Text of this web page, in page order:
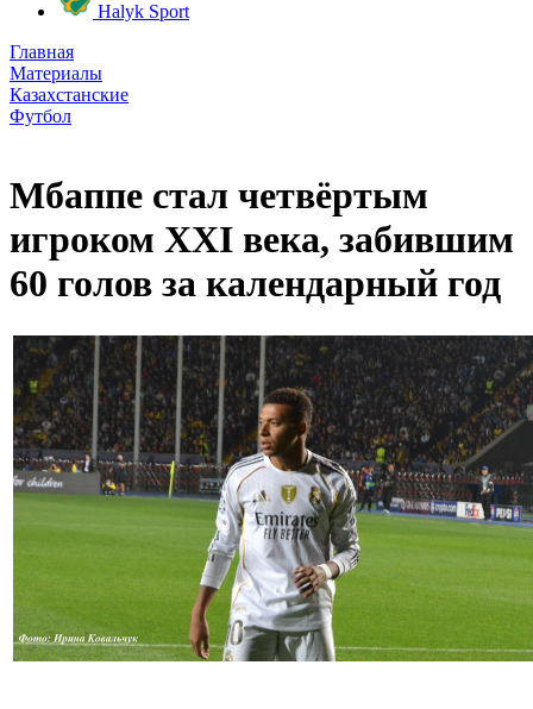
Halyk Sport
Главная
Материалы
Казахстанские
Футбол
Мбаппе стал четвёртым
игроком XXI века, забившим
60 голов за календарный год